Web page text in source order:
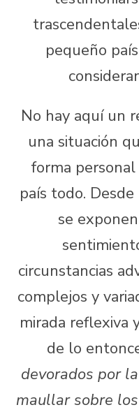
pequeño
No hay aquí un
una situación
forma
país todo. Desde
se
circunstancias
complejos y
mirada reflexiva
de lo
devorados por
maullar sobre